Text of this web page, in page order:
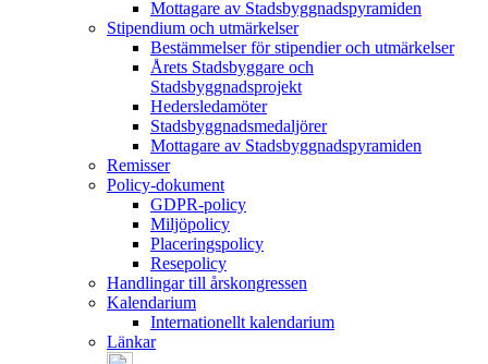
Mottagare av Stadsbyggnadspyramiden
Stipendium och utmärkelser
Bestämmelser för stipendier och utmärkelser
Årets Stadsbyggare och
Stadsbyggnadsprojekt
Hedersledamöter
Stadsbyggnadsmedaljörer
Mottagare av Stadsbyggnadspyramiden
Remisser
Policy-dokument
GDPR-policy
Miljöpolicy
Placeringspolicy
Resepolicy
Handlingar till årskongressen
Kalendarium
Internationellt kalendarium
Länkar